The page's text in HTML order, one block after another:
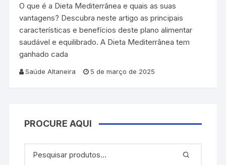
O que é a Dieta Mediterrânea e quais as suas
vantagens? Descubra neste artigo as principais
características e benefícios deste plano alimentar
saudável e equilibrado. A Dieta Mediterrânea tem
ganhado cada
Saúde Altaneira 5 de março de 2025
PROCURE AQUI